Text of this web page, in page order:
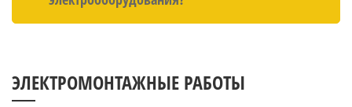
ЭЛЕКТРОМОНТАЖНЫЕ РАБОТЫ